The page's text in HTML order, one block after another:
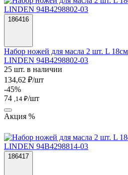
186416
Набор ножей для масла 2 шт. L
LINDEN 94B4298802-03
25 шт. в наличии
134,62 ₽/шт
-45%
74 ,14 ₽/шт
Акция %
186417